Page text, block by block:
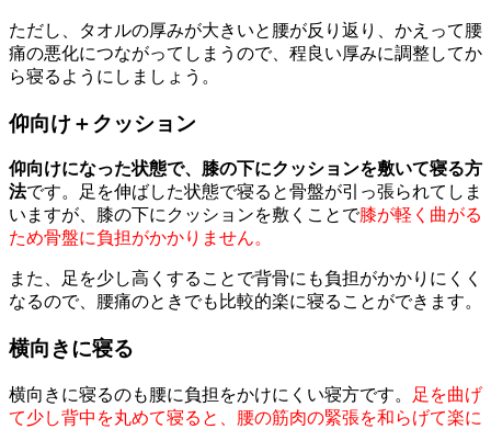
ただし、タオルの厚みが大きいと腰が反り返り、かえって腰
痛の悪化につながってしまうので、程良い厚みに調整してか
ら寝るようにしましょう。
仰向け＋クッション
仰向けになった状態で、膝の下にクッションを敷いて寝る方
法です。足を伸ばした状態で寝ると骨盤が引っ張られてしま
いますが、膝の下にクッションを敷くことで膝が軽く曲がる
ため骨盤に負担がかかりません。
また、足を少し高くすることで背骨にも負担がかかりにくく
なるので、腰痛のときでも比較的楽に寝ることができます。
横向きに寝る
横向きに寝るのも腰に負担をかけにくい寝方です。
足を曲げ
て少し背中を丸めて寝ると、腰の筋肉の緊張を和らげて楽に